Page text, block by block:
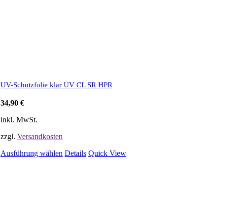
UV-Schutzfolie klar UV CL SR HPR
34,90 €
inkl. MwSt.
zzgl. Versandkosten
Ausführung wählen Dieses
Details Quick View